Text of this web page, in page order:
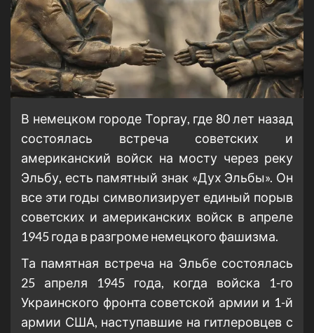
В немецком городе Торгау, где 80 лет назад
состоялась встреча советских и
американский войск на мосту через реку
Эльбу, есть памятный знак «Дух Эльбы». Он
все эти годы символизирует единый порыв
советских и американских войск в апреле
1945 года в разгроме немецкого фашизма.
Та памятная встреча на Эльбе состоялась
25 апреля 1945 года, когда войска 1-го
Украинского фронта советской армии и 1-й
армии США, наступавшие на гитлеровцев с